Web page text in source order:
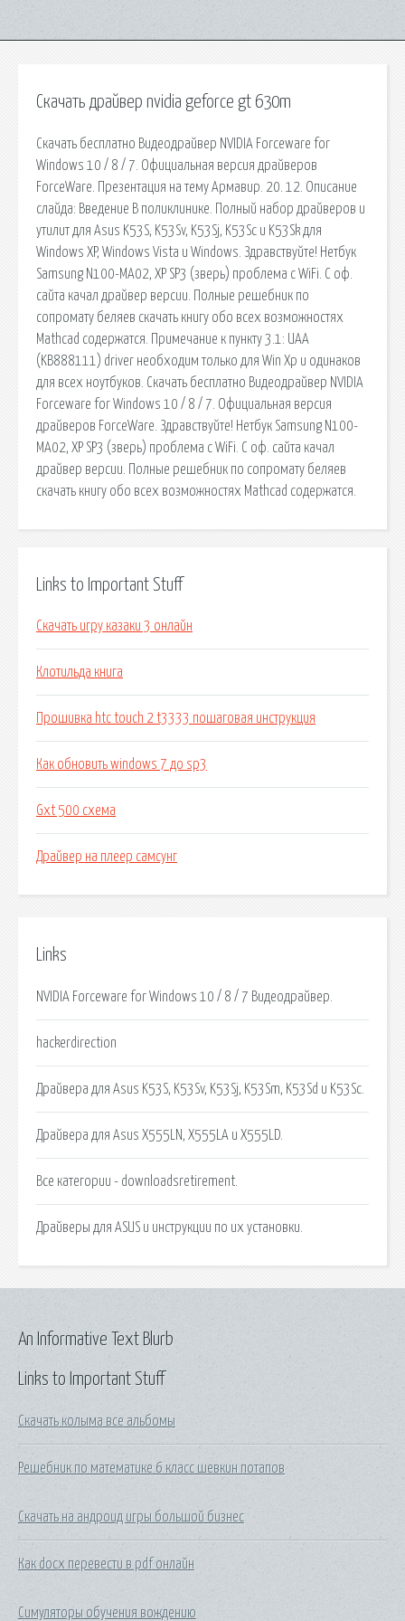
Скачать драйвер nvidia geforce gt 630m
Скачать бесплатно Видеодрайвер NVIDIA Forceware for
Windows 10 / 8 / 7. Официальная версия драйверов
ForceWare. Презентация на тему Армавир. 20. 12. Описание
слайда: Введение В поликлинике. Полный набор драйверов и
утилит для Asus K53S, K53Sv, K53Sj, K53Sc и K53Sk для
Windows XP, Windows Vista и Windows. Здравствуйте! Нетбук
Samsung N100-MA02, XP SP3 (зверь) проблема с WiFi. С оф.
сайта качал драйвер версии. Полные решебник по
сопромату беляев скачать книгу обо всех возможностях
Mathcad содержатся. Примечание к пункту 3.1: UAA
(KB888111) driver необходим только для Win Xp и одинаков
для всех ноутбуков. Скачать бесплатно Видеодрайвер NVIDIA
Forceware for Windows 10 / 8 / 7. Официальная версия
драйверов ForceWare. Здравствуйте! Нетбук Samsung N100-
MA02, XP SP3 (зверь) проблема с WiFi. С оф. сайта качал
драйвер версии. Полные решебник по сопромату беляев
скачать книгу обо всех возможностях Mathcad содержатся.
Links to Important Stuff
Скачать игру казаки 3 онлайн
Клотильда книга
Прошивка htc touch 2 t3333 пошаговая инструкция
Как обновить windows 7 до sp3
Gxt 500 схема
Драйвер на плеер самсунг
Links
NVIDIA Forceware for Windows 10 / 8 / 7 Видеодрайвер.
hackerdirection
Драйвера для Asus K53S, K53Sv, K53Sj, K53Sm, K53Sd и K53Sc.
Драйвера для Asus X555LN, X555LA и X555LD.
Все категории - downloadsretirement.
Драйверы для ASUS и инструкции по их установки.
Links to Important Stuff
Скачать колыма все альбомы
Решебник по математике 6 класс шевкин потапов
Скачать на андроид игры большой бизнес
Как docx перевести в pdf онлайн
Симуляторы обучения вождению
An Informative Text Blurb